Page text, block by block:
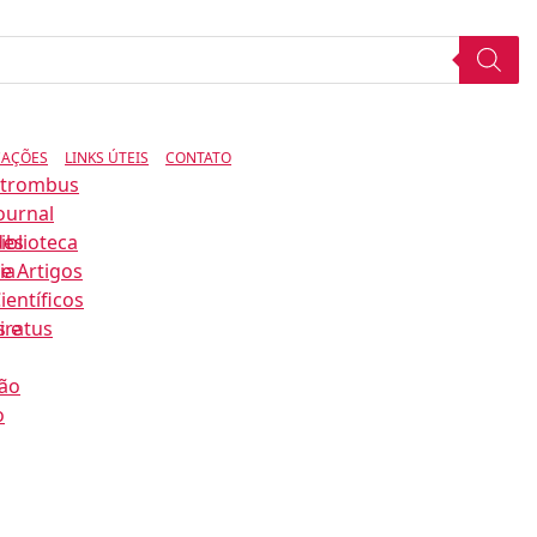
e
Artigos
LINKS ÚTEIS CONTATO